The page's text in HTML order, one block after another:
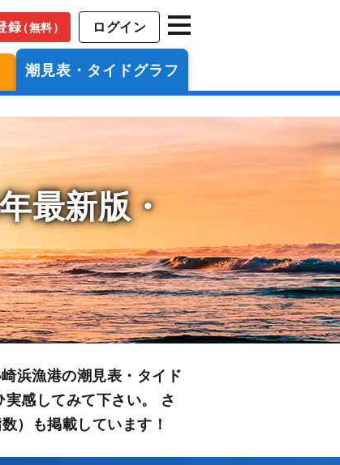
録（無料） ログイン
潮見表・タイドグラフ
最新版・
浜漁港の潮見表・タイド
感してみて下さい。 さ
）も掲載しています！